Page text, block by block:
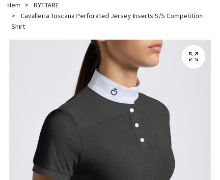
Hem
RYTTARE
Cavalleria Toscana Perforated Jersey Inserts S/S Competition
Shirt